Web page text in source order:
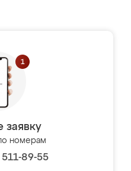
заявку
номерам
89-55